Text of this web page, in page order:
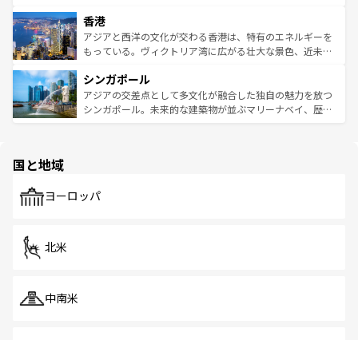
とつ。フォーやバインミー、ベトナムコーヒーなどは、ぜ
ひ現地で味わいたい。どの地域を訪れてもあたたかい人々
が旅行者を迎えてくれるので、きっと忘れられない旅にな
参照してほしい。
の活気が交差している。北部ではチェンマイなどの山岳地
帯で自然と触れ合い、南部ではプーケットやクラビの美し
いビーチでリゾート気分を楽しむことができる。タイ料理
激する。気候は一年中温暖で、どの季節にも異なる楽しみ
が待っている。親しみやすいタイの人々、仏教を中心とし
た文化、そして多様な観光資源が、訪れる旅人を魅了し続
香港
アジアと西洋の文化が交わる香港は、特有のエネルギーを
もっている。ヴィクトリア湾に広がる壮大な景色、近未来
み、どこを訪れても感動するはず。観光スポットが密集し
ており、効率よく見どころを回れるのも魅力。息をのむよ
うな絶景から文化的な体験まで、香港を存分に楽しみ尽く
シンガポール
アジアの交差点として多文化が融合した独自の魅力を放つ
シンガポール。未来的な建築物が並ぶマリーナベイ、歴史
で、ホーカーズは地元の風情を楽しめる外せないスポット
国と地域
ヨーロッパ
北米
中南米